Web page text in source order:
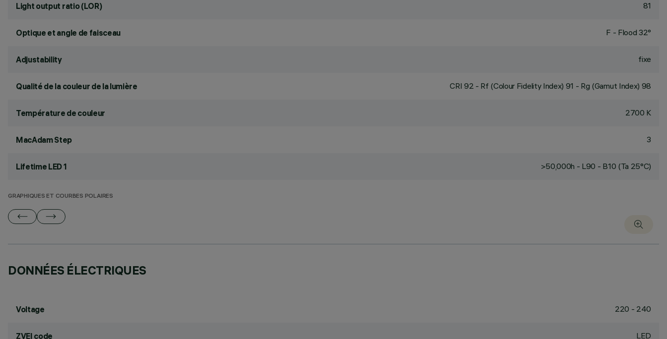
Light output ratio (LOR) 81
Optique et angle de faisceau F - Flood 32°
Adjustability fixe
Qualité de la couleur de la lumière CRI 92 - Rf (Colour Fidelity Index) 91 - Rg (Gamut Index) 98
Température de couleur 2700 K
MacAdam Step 3
Lifetime LED 1 >50,000h - L90 - B10 (Ta 25°C)
GRAPHIQUES ET COURBES POLAIRES
DONNÉES ÉLECTRIQUES
Voltage 220 - 240
ZVEI code LED